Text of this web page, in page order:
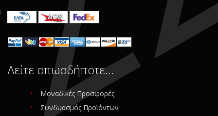
Δείτε οπωσδήποτε…
Μοναδικές Προσφορές
Συνδυασμός Προϊόντων